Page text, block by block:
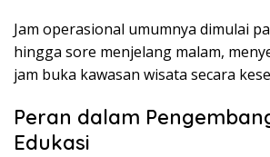
Jam operasional umumnya dimulai
hingga sore menjelang malam,
jam buka kawasan wisata secara
Peran dalam
Edukasi